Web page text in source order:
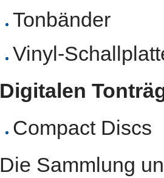
Tonbänder
Vinyl-
Digitalen
Compact Discs
Die Sammlung